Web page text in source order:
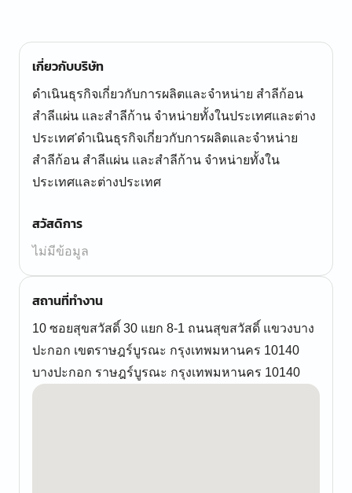
เกี่ยวกับบริษัท
ดำเนินธุรกิจเกี่ยวกับการผลิตและจำหน่าย สำลีก้อน
สำลีแผ่น และสำลีก้าน จำหน่ายทั้งในประเทศและต่าง
ประเทศ'ดำเนินธุรกิจเกี่ยวกับการผลิตและจำหน่าย
สำลีก้อน สำลีแผ่น และสำลีก้าน จำหน่ายทั้งใน
ประเทศและต่างประเทศ
สวัสดิการ
ไม่มีข้อมูล
สถานที่ทำงาน
10 ซอยสุขสวัสดิ์ 30 แยก 8-1 ถนนสุขสวัสดิ์ แขวงบาง
ปะกอก เขตราษฎร์บูรณะ กรุงเทพมหานคร 10140
บางปะกอก ราษฎร์บูรณะ กรุงเทพมหานคร 10140